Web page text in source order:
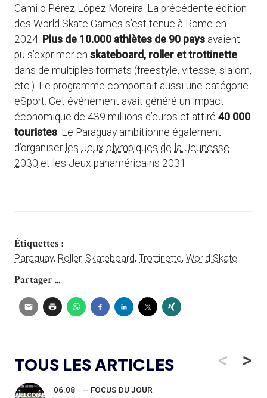
Camilo Pérez López Moreira. La précédente édition
des World Skate Games s’est tenue à Rome en
2024. Plus de 10.000 athlètes de 90 pays avaient
pu s’exprimer en skateboard, roller et trottinette
dans de multiples formats (freestyle, vitesse, slalom,
etc.). Le programme comportait aussi une catégorie
eSport. Cet événement avait généré un impact
économique de 439 millions d’euros et attiré 40 000
touristes. Le Paraguay ambitionne également
d’organiser les Jeux olympiques de la Jeunesse
2030 et les Jeux panaméricains 2031.
Étiquettes :
Paraguay, Roller, Skateboard, Trottinette, World Skate
Partager ...
TOUS LES ARTICLES <
06.08 — FOCUS DU JOUR
>